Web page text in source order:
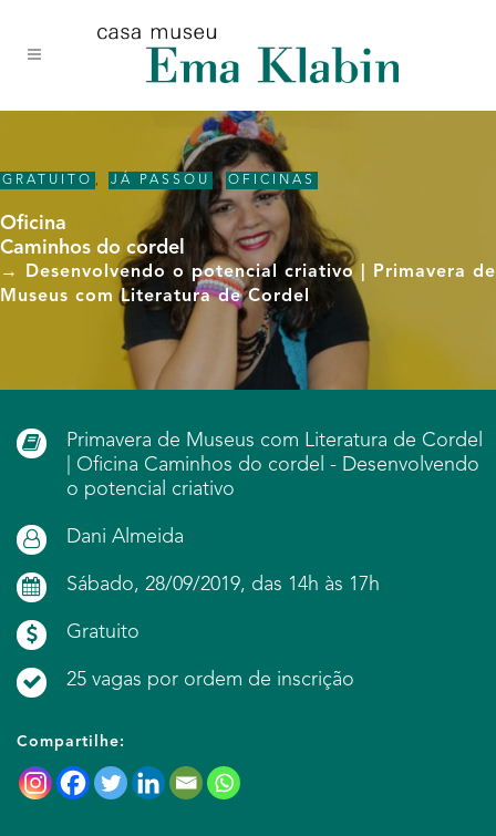
conteúdo
navegação
site
GRATUITO , JÁ PASSOU , OFICINAS
Oficina
Caminhos do cordel
→ Desenvolvendo o potencial criativo | Primavera de
Museus com Literatura de Cordel
Primavera de Museus com Literatura de Cordel
| Oficina Caminhos do cordel - Desenvolvendo
o potencial criativo
Dani Almeida
Sábado, 28/09/2019, das 14h às 17h
Gratuito
25 vagas por ordem de inscrição
Compartilhe: